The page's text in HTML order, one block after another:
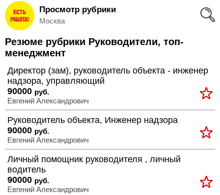
Вход
и
Регистрация
Избранное
Соискателям
Добавить
резюме
Работодателям
Добавить
Просмотр рубрики
Москва
Резюме рубрики Руководители, топ-
менеджмент
Директор (зам), руководитель объекта - инженер
надзора, управляющий
90000 руб.
Евгений Александрович
Руководитель объекта, Инженер надзора
90000 руб.
Евгений Александрович
Личный помощник руководителя , личный
водитель
90000 руб.
Евгений Александрович